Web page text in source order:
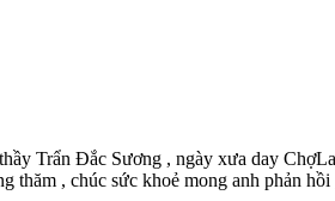
Trẩn Đắc Sương , ngày xưa day
, chúc sức khoẻ mong anh phản